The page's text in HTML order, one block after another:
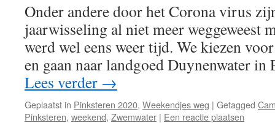
Onder andere door het Corona virus
jaarwisseling al niet meer weggeweest
werd wel eens weer tijd. We kiezen
en gaan naar landgoed Duynenwater
Lees verder →
Geplaatst in Pinksteren 2020, Weekendjes weg | Getagged
Pinksteren, weekend, Zwemwater | Een reactie plaatsen